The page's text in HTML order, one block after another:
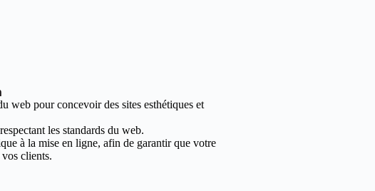
web pour concevoir des sites esthétiques et
les standards du web.
à la mise en ligne, afin de garantir que votre
clients.